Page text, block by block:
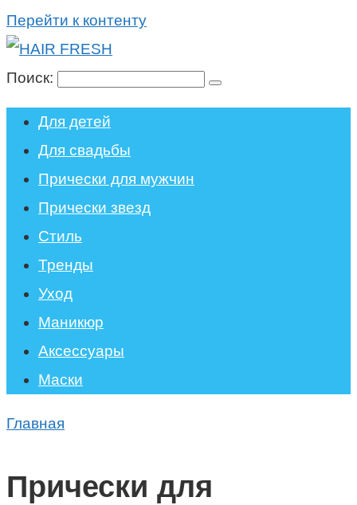
Перейти к контенту
Поиск:
Для детей
Для свадьбы
Прически для мужчин
Прически звезд
Стиль
Тренды
Уход
Маникюр
Аксессуары
Маски
Главная
Прически для